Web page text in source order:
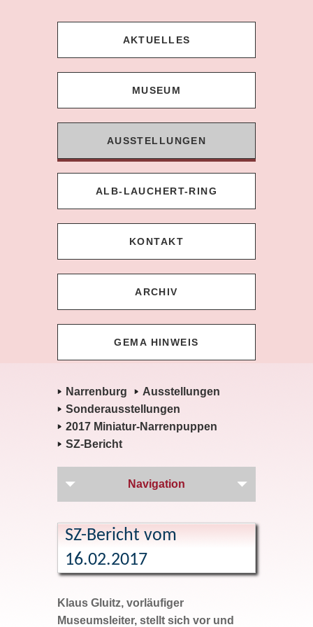
AKTUELLES
MUSEUM
AUSSTELLUNGEN
ALB-LAUCHERT-RING
KONTAKT
ARCHIV
GEMA HINWEIS
Narrenburg
Ausstellungen
Sonderausstellungen
2017 Miniatur-Narrenpuppen
SZ-Bericht
Navigation
SZ-Bericht vom
16.02.2017
Klaus Gluitz, vorläufiger
Museumsleiter, stellt sich vor und